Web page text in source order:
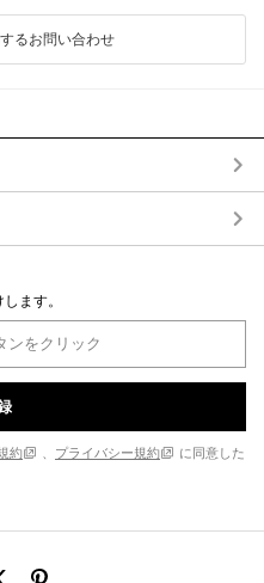
るお問い合わせ
ます。
約 、 プライバシー規約
に同意した